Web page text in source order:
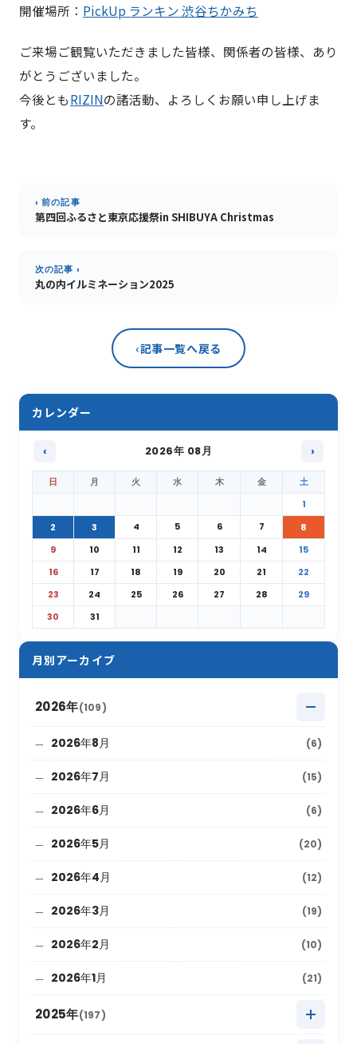
開催場所： PickUp ランキン 渋谷ちかみち
ご来場ご観覧いただきました皆様、関係者の皆様、あり
がとうございました。
今後ともRIZINの諸活動、よろしくお願い申し上げま
す。
‹ 前の記事
第四回ふるさと東京応援祭in SHIBUYA Christmas
次の記事 ›
丸の内イルミネーション2025
‹記事一覧へ戻る
カレンダー
‹ 2026年 08月 ›
日 月 火 水 木 金
土
1
2
3 4 5 6 7
8
9
10 11 12 13 14
15
16
17 18 19 20 21
22
23
24 25 26 27 28
29
30
31
月別アーカイブ
2026年(109)
2026年8月 (6)
2026年7月 (15)
2026年6月 (6)
2026年5月 (20)
2026年4月 (12)
2026年3月 (19)
2026年2月 (10)
2026年1月 (21)
2025年(197)